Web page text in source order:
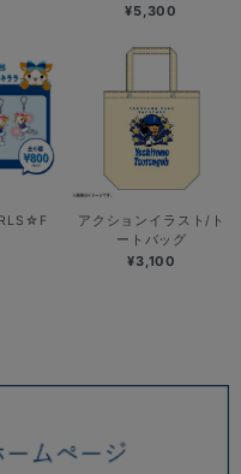
¥5,300
アクションイラスト/ト
ートバッグ
¥3,100